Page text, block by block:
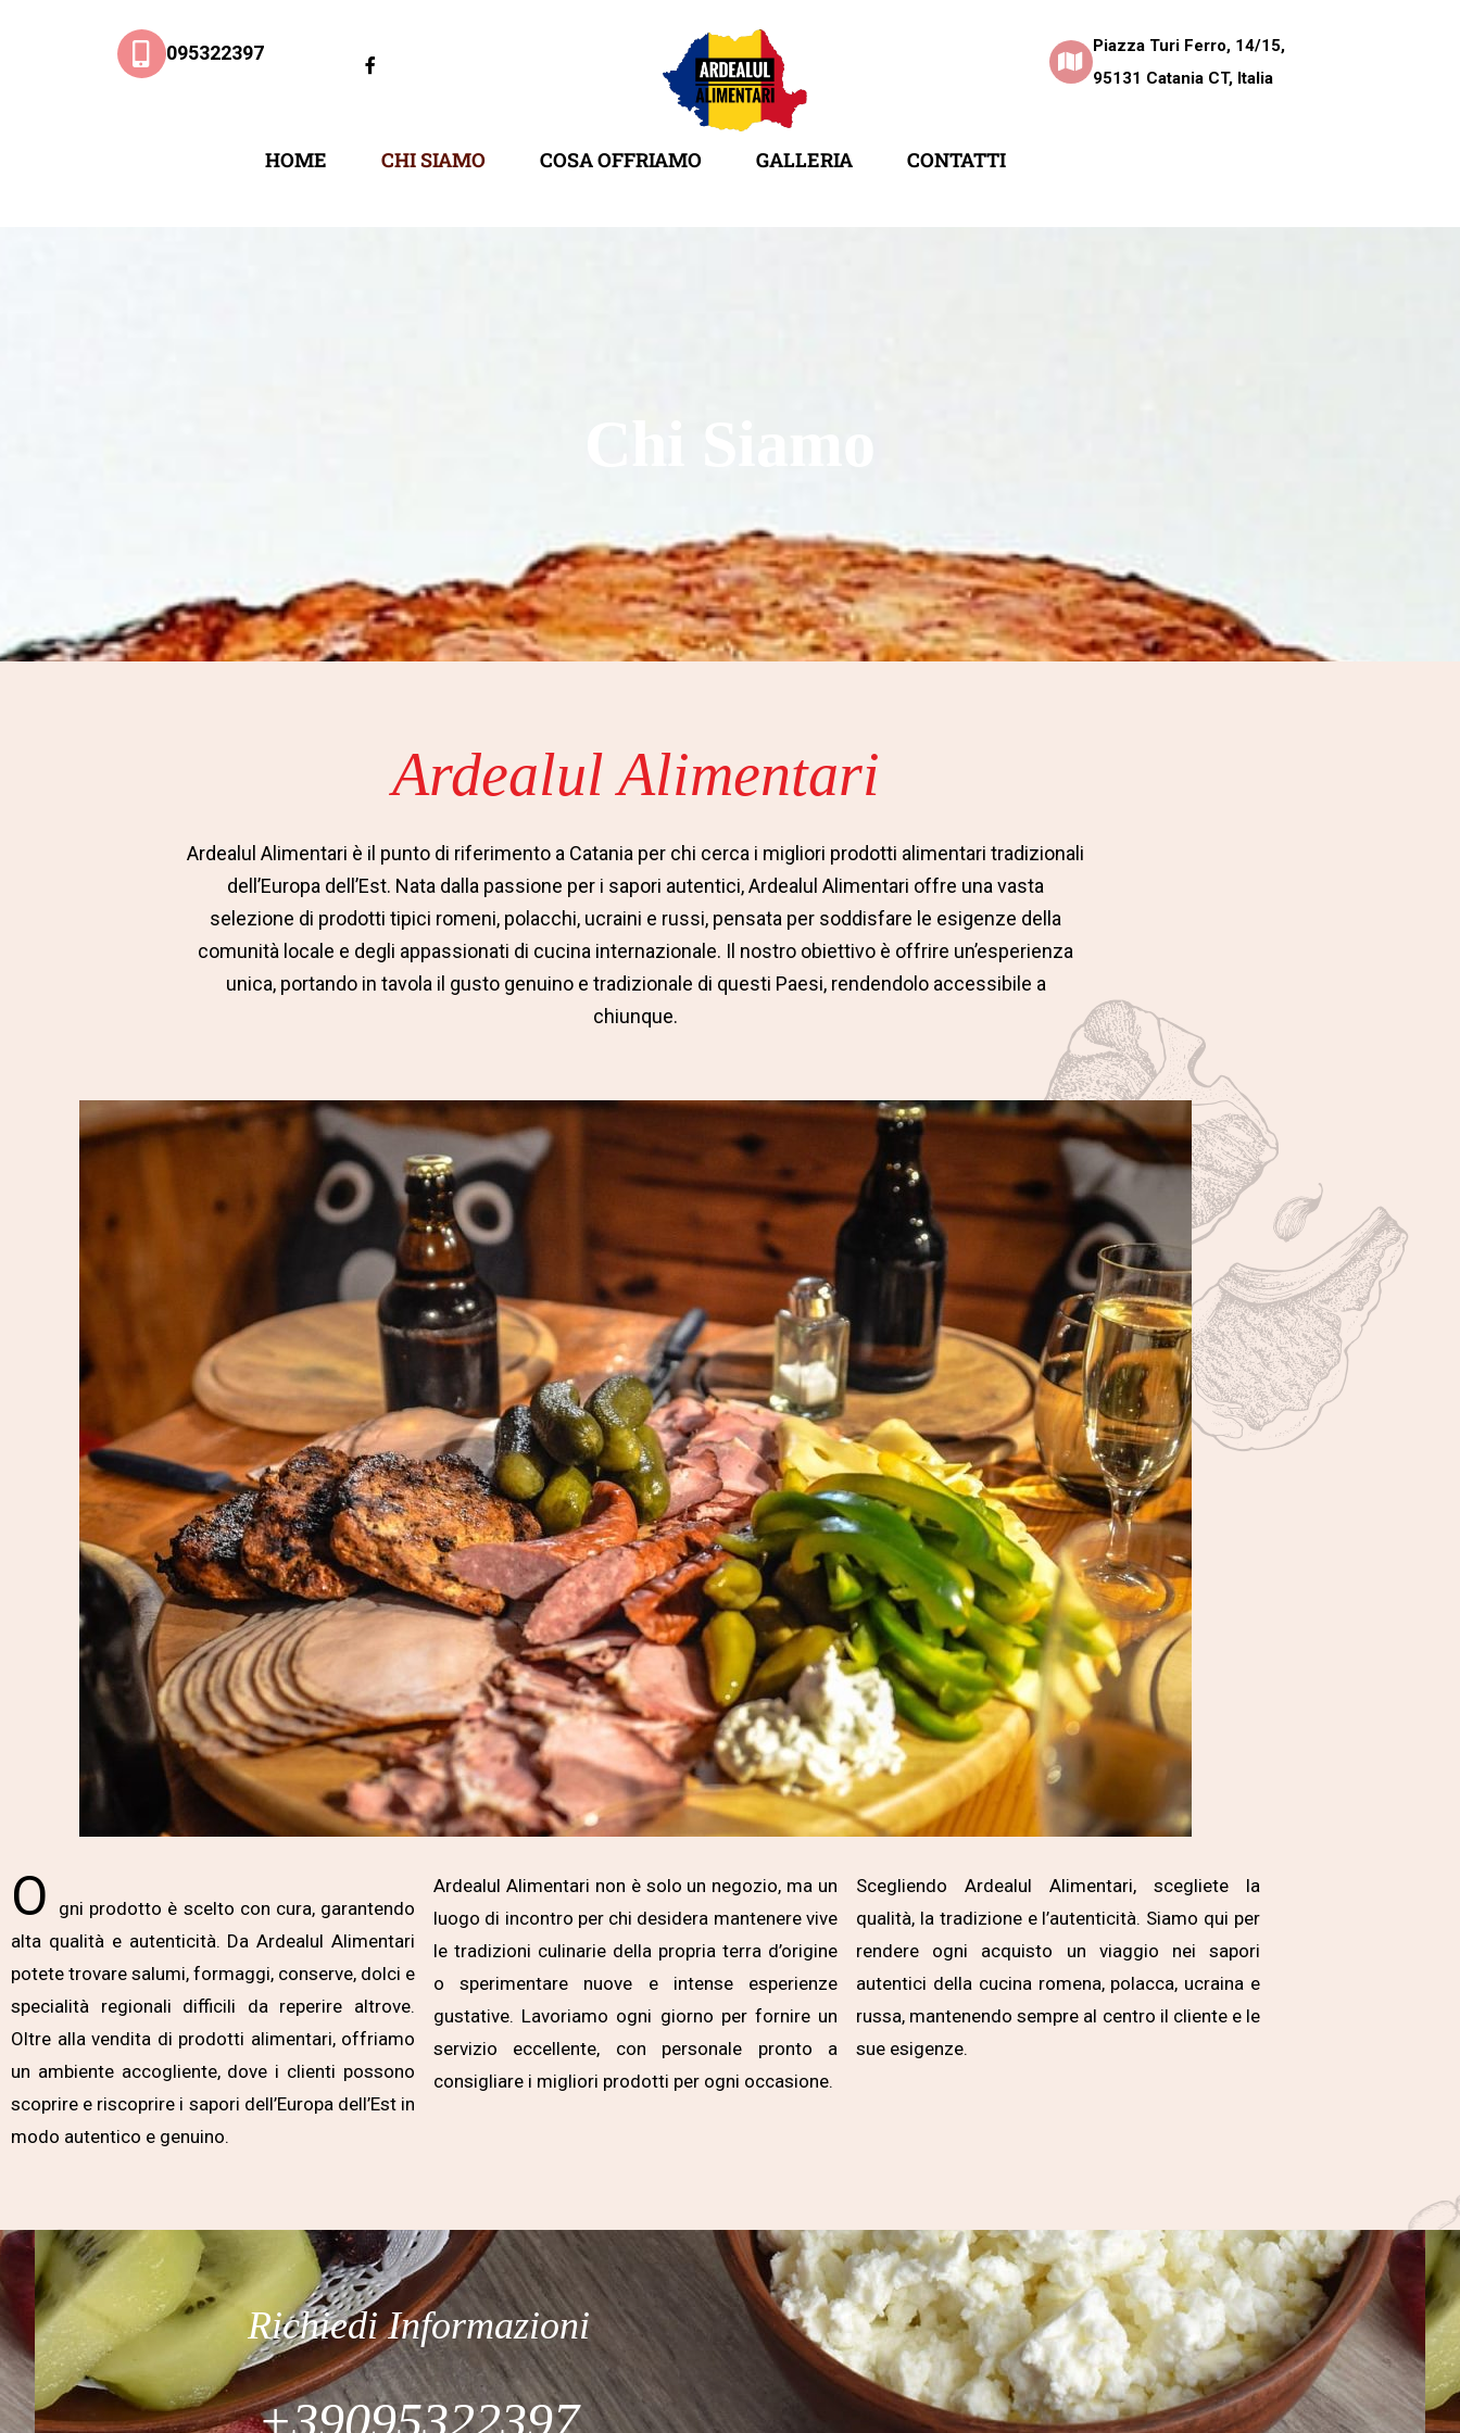
095322397
Piazza Turi Ferro, 14/15,
95131 Catania CT, Italia
HOME CHI SIAMO COSA OFFRIAMO GALLERIA CONTATTI
Ardealul Alimentari
Ardealul Alimentari è il punto di riferimento a Catania per chi cerca i migliori prodotti alimentari tradizionali
dell’Europa dell’Est. Nata dalla passione per i sapori autentici, Ardealul Alimentari offre una vasta
selezione di prodotti tipici romeni, polacchi, ucraini e russi, pensata per soddisfare le esigenze della
comunità locale e degli appassionati di cucina internazionale. Il nostro obiettivo è offrire un’esperienza
unica, portando in tavola il gusto genuino e tradizionale di questi Paesi, rendendolo accessibile a
chiunque.
O
gni prodotto è scelto con cura, garantendo
alta qualità e autenticità. Da Ardealul Alimentari
potete trovare salumi, formaggi, conserve, dolci e
specialità regionali difficili da reperire altrove.
Oltre alla vendita di prodotti alimentari, offriamo
un ambiente accogliente, dove i clienti possono
scoprire e riscoprire i sapori dell’Europa dell’Est in
modo autentico e genuino.
Ardealul Alimentari non è solo un negozio, ma un
luogo di incontro per chi desidera mantenere vive
le tradizioni culinarie della propria terra d’origine
o sperimentare nuove e intense esperienze
gustative. Lavoriamo ogni giorno per fornire un
servizio eccellente, con personale pronto a
consigliare i migliori prodotti per ogni occasione.
Scegliendo Ardealul Alimentari, scegliete la
qualità, la tradizione e l’autenticità. Siamo qui per
rendere ogni acquisto un viaggio nei sapori
autentici della cucina romena, polacca, ucraina e
russa, mantenendo sempre al centro il cliente e le
sue esigenze.
Richiedi Informazioni
+39095322397